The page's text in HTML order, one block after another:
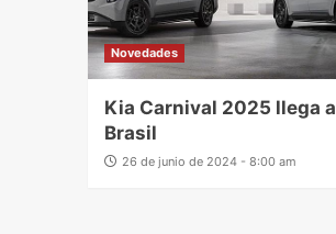
Novedades
Kia Carnival 2025 llega a
Brasil
26 de junio de 2024 - 8:00 am